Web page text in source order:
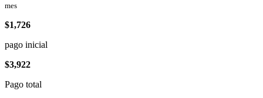
mes
$1,726
pago inicial
$3,922
Pago total